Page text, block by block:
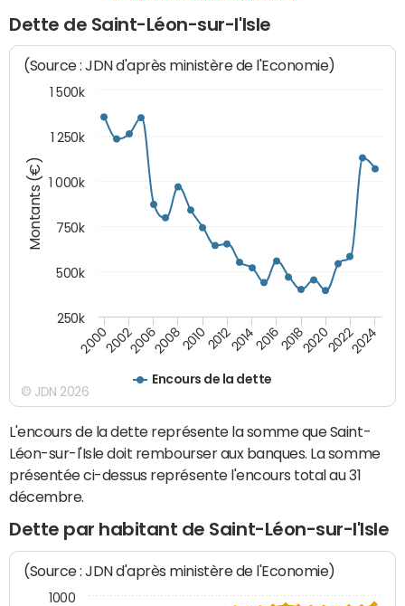
Dette de Saint-Léon-sur-l'Isle
Montants (€)
(Source : JDN d'après ministère de l'Economie)
Encours de la dette
200020022006200820102012201420162018202020222024
250k
500k
750k
1 000k
1 250k
1 500k
© JDN 2026
L'encours de la dette représente la somme que Saint-
Léon-sur-l'Isle doit rembourser aux banques. La somme
présentée ci-dessus représente l'encours total au 31
décembre.
Dette par habitant de Saint-Léon-sur-l'Isle
(Source : JDN d'après ministère de l'Economie)
1000